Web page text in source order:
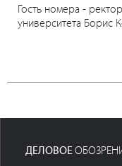
Гость номера -
университета Борис
ДЕЛОВОЕ